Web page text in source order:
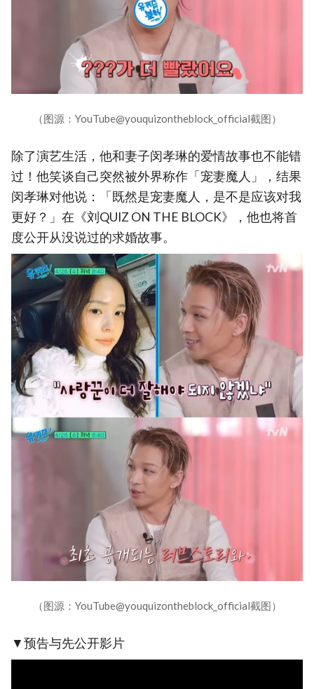
（图源：YouTube@youquizontheblock_official截图）
除了演艺生活，他和妻子闵孝琳的爱情故事也不能错
过！他笑谈自己突然被外界称作「宠妻魔人」，结果
闵孝琳对他说：「既然是宠妻魔人，是不是应该对我
更好？」在《刘QUIZ ON THE BLOCK》，他也将首
度公开从没说过的求婚故事。
（图源：YouTube@youquizontheblock_official截图）
▼预告与先公开影片